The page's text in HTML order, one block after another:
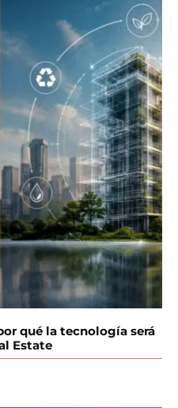
qué la tecnología será
Estate